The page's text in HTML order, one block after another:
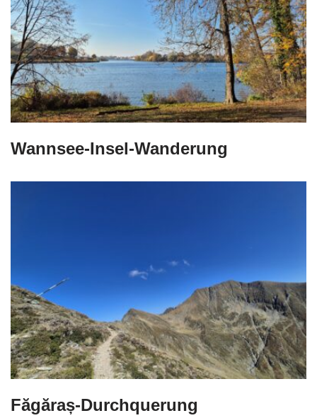
Wannsee-Insel-Wanderung
Făgăraș-Durchquerung